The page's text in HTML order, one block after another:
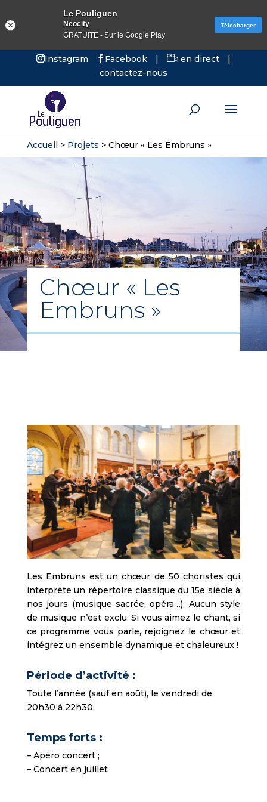
Instagram Facebook | en direct
|
contactez-nous
Accueil> Projets > Chœur « Les Embruns »
Chœur « Les
Embruns »
Les Embruns est un chœur de 50 choristes qui
interprète un répertoire classique du 15e siècle à
nos jours (musique sacrée, opéra…). Aucun style
de musique n’est exclu. Si vous aimez le chant, si
ce programme vous parle, rejoignez le chœur et
intégrez un ensemble dynamique et chaleureux !
Période d’activité :
Toute l’année (sauf en août), le vendredi de
20h30 à 22h30.
Temps forts :
– Apéro concert ;
– Concert en juillet
Le Pouliguen
Neocity
GRATUITE - Sur le Google Play
Télécharger